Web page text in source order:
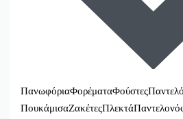
ΠανωφόριαΦορέματαΦούστες
ΠουκάμισαΖακέτεςΠλεκτά